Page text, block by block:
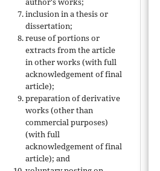
inclusion in a thesis or
dissertation;
reuse of portions or
extracts from the article
in other works (with full
acknowledgement of final
article);
preparation of derivative
works (other than
commercial purposes)
(with full
acknowledgement of final
article); and